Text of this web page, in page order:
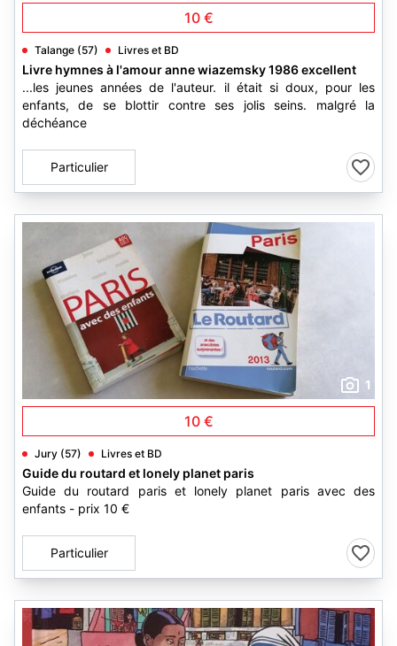
10 €
Talange (57) Livres et BD
Livre hymnes à l'amour anne wiazemsky 1986 excellent
...les jeunes années de l'auteur. il était si doux, pour les
enfants, de se blottir contre ses jolis seins. malgré la
déchéance
Particulier
1
10 €
Jury (57) Livres et BD
Guide du routard et lonely planet paris
Guide du routard paris et lonely planet paris avec des
enfants - prix 10 €
Particulier